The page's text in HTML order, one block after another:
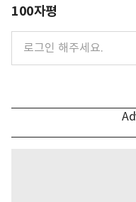
100자평